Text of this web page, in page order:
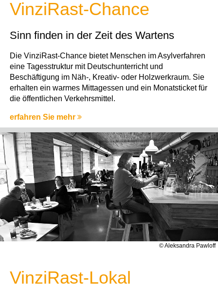
VinziRast-Chance
Sinn finden in der Zeit des Wartens
Die VinziRast-Chance bietet Menschen im Asylverfahren
eine Tagesstruktur mit Deutschunterricht und
Beschäftigung im Näh-, Kreativ- oder Holzwerkraum. Sie
erhalten ein warmes Mittagessen und ein Monatsticket für
die öffentlichen Verkehrsmittel.
erfahren Sie mehr
© Aleksandra Pawloff
VinziRast-Lokal